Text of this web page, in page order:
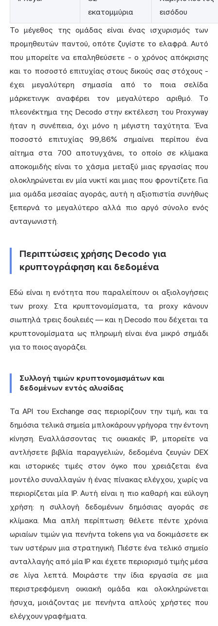
εκατομμύρια
εισόδου
Το μέγεθος της ομάδας είναι ένας ισχυρισμός των
προμηθευτών παντού, οπότε ζυγίστε το ελαφρά. Αυτό
που μπορείτε να επαληθεύσετε - ο χρόνος απόκρισης
και το ποσοστό επιτυχίας στους δικούς σας στόχους -
έχει μεγαλύτερη σημασία από το ποια σελίδα
μάρκετινγκ αναφέρει τον μεγαλύτερο αριθμό. Το
πλεονέκτημα της Decodo στην εκτέλεση του Proxyway
ήταν η συνέπεια, όχι μόνο η μέγιστη ταχύτητα. Ένα
ποσοστό επιτυχίας 99,86% σημαίνει περίπου ένα
αίτημα στα 700 αποτυγχάνει, το οποίο σε κλίμακα
αποκομιδής είναι το χάσμα μεταξύ μιας εργασίας που
ολοκληρώνεται εν μία νυκτί και μιας που φροντίζετε. Για
μια ομάδα μεσαίας αγοράς, αυτή η αξιοπιστία συνήθως
ξεπερνά το μεγαλύτερο αλλά πιο αργό σύνολο ενός
ανταγωνιστή.
Περιπτώσεις χρήσης Decodo για
κρυπτογράφηση και δεδομένα
Εδώ είναι η ενότητα που παραλείπουν οι αξιολογήσεις
των proxy. Στα κρυπτονομίσματα, τα proxy κάνουν
σιωπηλά τρεις δουλειές — και η Decodo που δέχεται τα
κρυπτονομίσματα ως πληρωμή είναι ένα μικρό σημάδι
για το ποιος αγοράζει.
Συλλογή τιμών κρυπτονομισμάτων και
δεδομένων εντός αλυσίδας
Τα API του Exchange σας περιορίζουν την τιμή, και τα
δημόσια τελικά σημεία μπλοκάρουν γρήγορα την έντονη
κίνηση. Εναλλάσσοντας τις οικιακές IP, μπορείτε να
αντλήσετε βιβλία παραγγελιών, δεδομένα ζευγών DEX
και ιστορικές τιμές στον όγκο που χρειάζεται ένα
μοντέλο συναλλαγών ή ένας πίνακας ελέγχου, χωρίς να
περιορίζεται μία IP. Αυτή είναι η πιο καθαρή και εύλογη
χρήση: η συλλογή δεδομένων δημόσιας αγοράς σε
κλίμακα. Μια απλή περίπτωση: θέλετε πέντε χρόνια
ωριαίων τιμών για πενήντα tokens για να δοκιμάσετε εκ
των υστέρων μια στρατηγική. Πιέστε ένα τελικό σημείο
ανταλλαγής από μία IP και έχετε περιορισμό τιμής μέσα
σε λίγα λεπτά. Μοιράστε την ίδια εργασία σε μια
περιστρεφόμενη οικιακή ομάδα και ολοκληρώνεται
ήσυχα, μοιάζοντας με πενήντα απλούς χρήστες που
ελέγχουν γραφήματα.